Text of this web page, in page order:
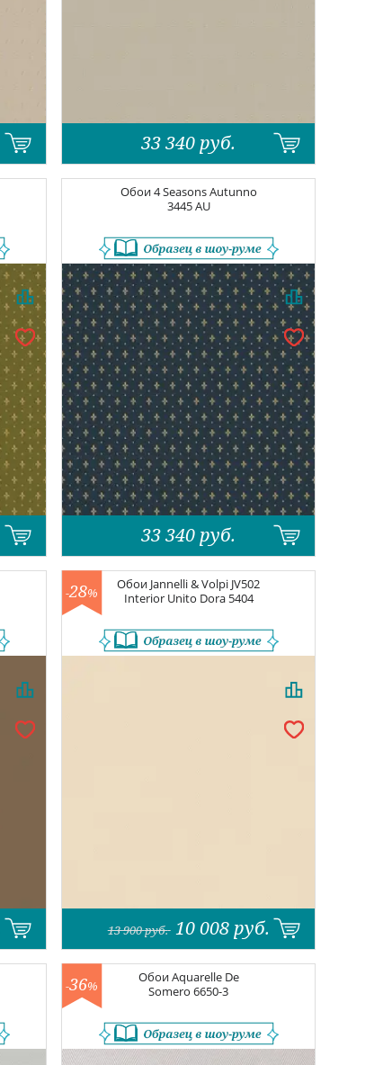
33 340 руб.
Обои4 Seasons Autunno
3445 AU
33 340 руб.
Обои Jannelli & Volpi JV502
Interior Unito Dora 5404
-28%
13 900руб. 10 008 руб.
ОбоиAquarelle De
Somero6650-3
-36%